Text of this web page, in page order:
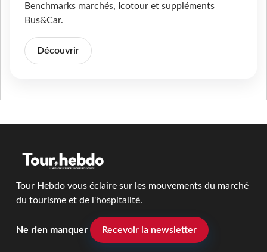
Benchmarks marchés, Icotour et suppléments
Bus&Car.
Découvrir
Tour Hebdo vous éclaire sur les mouvements du marché
du tourisme et de l'hospitalité.
Ne rien manquer Recevoir la newsletter